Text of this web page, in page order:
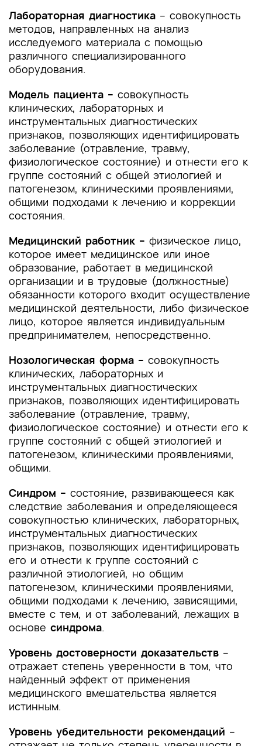
Лабораторная диагностика – совокупность
методов, направленных на анализ
исследуемого материала с помощью
различного специализированного
оборудования.
Модель пациента – совокупность
клинических, лабораторных и
инструментальных диагностических
признаков, позволяющих идентифицировать
заболевание (отравление, травму,
физиологическое состояние) и отнести его к
группе состояний с общей этиологией и
патогенезом, клиническими проявлениями,
общими подходами к лечению и коррекции
состояния.
Медицинский работник – физическое лицо,
которое имеет медицинское или иное
образование, работает в медицинской
организации и в трудовые (должностные)
обязанности которого входит осуществление
медицинской деятельности, либо физическое
лицо, которое является индивидуальным
предпринимателем, непосредственно.
Нозологическая форма – совокупность
клинических, лабораторных и
инструментальных диагностических
признаков, позволяющих идентифицировать
заболевание (отравление, травму,
физиологическое состояние) и отнести его к
группе состояний с общей этиологией и
патогенезом, клиническими проявлениями,
общими.
Синдром – состояние, развивающееся как
следствие заболевания и определяющееся
совокупностью клинических, лабораторных,
инструментальных диагностических
признаков, позволяющих идентифицировать
его и отнести к группе состояний с
различной этиологией, но общим
патогенезом, клиническими проявлениями,
общими подходами к лечению, зависящими,
вместе с тем, и от заболеваний, лежащих в
основе синдрома.
Уровень достоверности доказательств –
отражает степень уверенности в том, что
найденный эффект от применения
медицинского вмешательства является
истинным.
Уровень убедительности рекомендаций –